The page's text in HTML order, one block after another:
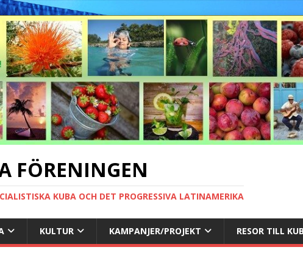
FÖRENINGEN
KUBA OCH DET PROGRESSIVA LATINAMERIKA
KULTUR KAMPANJER/PROJEKT RESOR TILL